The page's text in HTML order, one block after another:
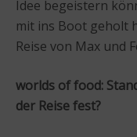
Idee begeistern
mit ins Boot geholt
Reise von Max und
worlds of food:
der Reise fest?